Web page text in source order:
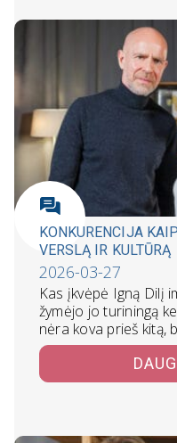
KONKURENCIJA
VERSLĄ IR KULTŪRĄ
2026-03-27
Kas įkvėpė Igną Dilį
žymėjo jo turiningą
nėra kova prieš kitą,